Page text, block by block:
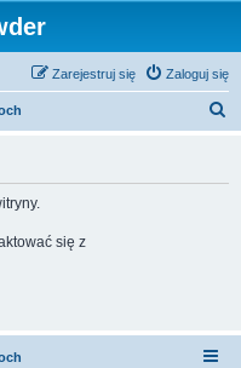
Zaloguj się
Zarejestruj się
się z